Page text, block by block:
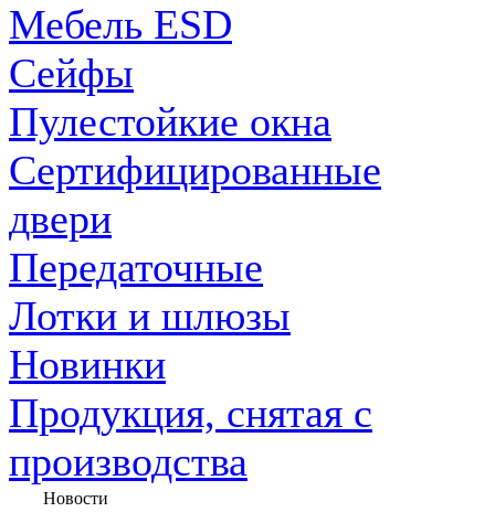
Мебель ESD
Сейфы
Пулестойкие окна
Сертифицированные
двери
Передаточные
Лотки и шлюзы
Новинки
Продукция, снятая с
производства
Новости